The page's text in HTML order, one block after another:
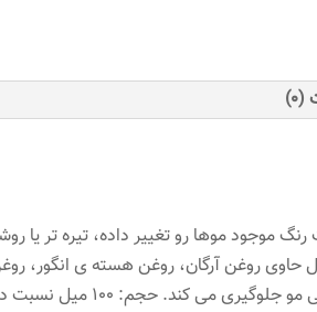
5.0
موجود موها رو تغییر داده، تیره تر
حاوی روغن آرگان، روغن هسته ی انگور،